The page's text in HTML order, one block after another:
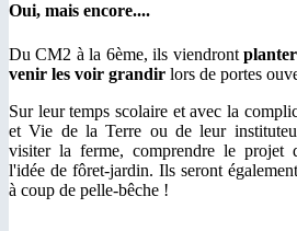
Oui, mais encore....
Du CM2 à la 6ème, ils viendront
venir les voir grandir lors de portes
Sur leur temps scolaire et avec la
et Vie de la Terre ou de leur
visiter la ferme, comprendre le projet
l'idée de fôret-jardin. Ils seront
à coup de pelle-bêche !